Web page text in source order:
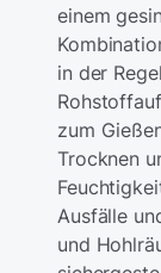
einem
in der
zum
Trocknen
Ausfälle
und